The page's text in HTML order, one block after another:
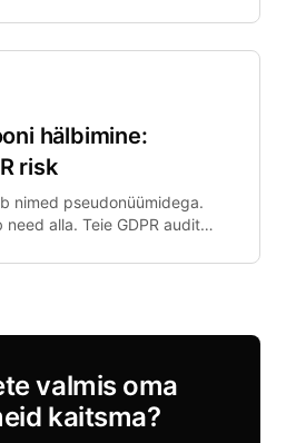
Fiscale'i ja muid EL-i
hälbimine:
risk
nimed pseudonüümidega.
alla. Teie GDPR audit
- kus meeskond.
valmis oma
kaitsma?